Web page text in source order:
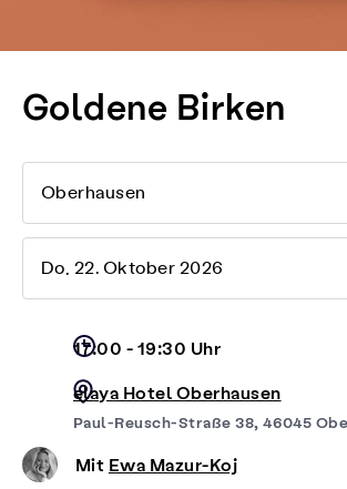
Goldene Birken
Oberhausen
Do, 22. Oktober 2026
17:00 - 19:30 Uhr
elaya Hotel Oberhausen
Paul-Reusch-Straße 38, 46045
Mit Ewa Mazur-Koj